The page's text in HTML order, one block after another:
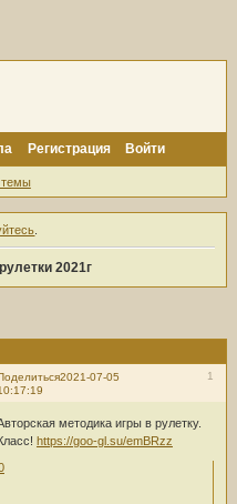
Регистрация Войти
темы
2021г
1
2021-07-05
методика игры в рулетку.
https://goo-gl.su/emBRzz